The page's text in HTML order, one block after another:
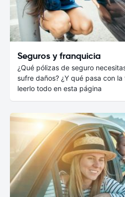
Seguros y franquicia
¿Qué pólizas de seguro
sufre daños? ¿Y qué pasa con
leerlo todo en esta página